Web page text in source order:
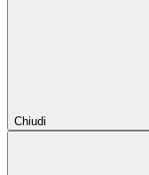
Chiudi